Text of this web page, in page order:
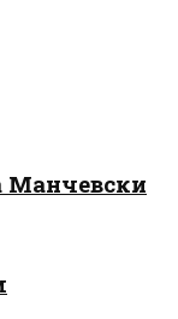
Манчевски